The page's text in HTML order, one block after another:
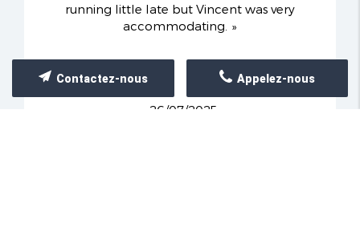
running little late but Vincent was very
accommodating.
26/07/2025
Appelez-nous
Contactez-nous